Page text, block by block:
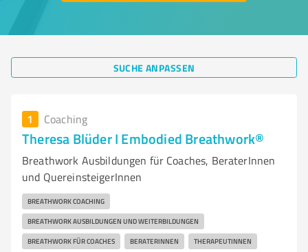
SUCHE ANPASSEN
1 Coaching
Theresa Blüder I Embodied Breathwork®
Breathwork Ausbildungen für Coaches, BeraterInnen
und QuereinsteigerInnen
BREATHWORK COACHING
BREATHWORK AUSBILDUNGEN UND WEITERBILDUNGEN
BREATHWORK FÜR COACHES BERATERINNEN THERAPEUTINNEN